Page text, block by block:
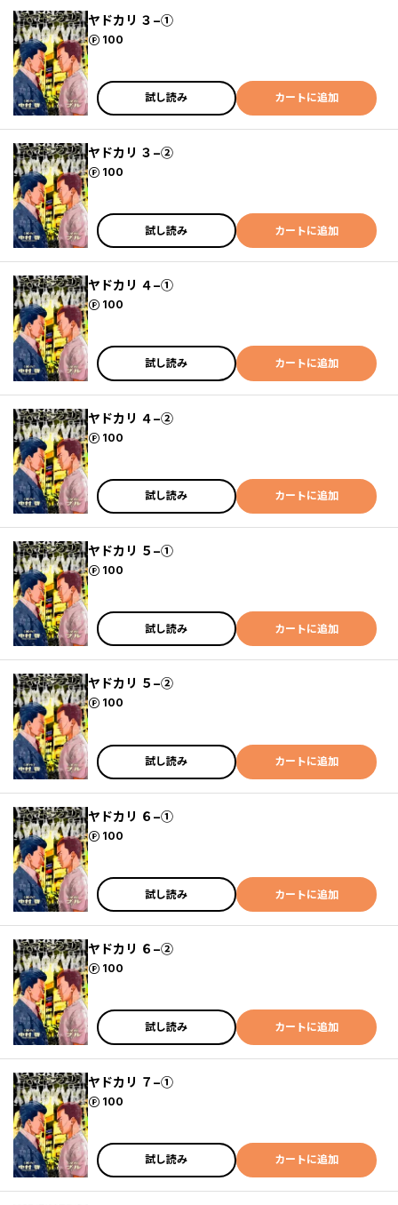
ヤドカリ ３−①
100
ポイント
試し読み カートに追加
ヤドカリ ３−②
100
ポイント
試し読み カートに追加
ヤドカリ ４−①
100
ポイント
試し読み カートに追加
ヤドカリ ４−②
100
ポイント
試し読み カートに追加
ヤドカリ ５−①
100
ポイント
試し読み カートに追加
ヤドカリ ５−②
100
ポイント
試し読み カートに追加
ヤドカリ ６−①
100
ポイント
試し読み カートに追加
ヤドカリ ６−②
100
ポイント
試し読み カートに追加
ヤドカリ ７−①
100
ポイント
試し読み カートに追加